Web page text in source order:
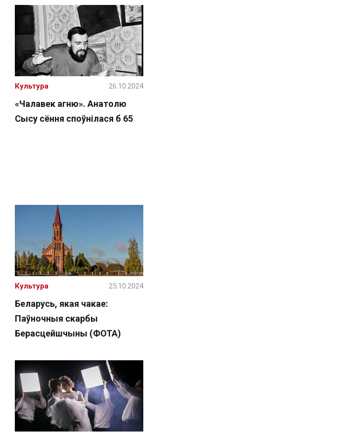
«Чалавек агню». Анатолю
Сысу сёння споўнілася б 65
Культура 26.10.2024
Беларусь, якая чакае:
Паўночныя скарбы
Берасцейшчыны (ФОТА)
Культура 25.10.2024